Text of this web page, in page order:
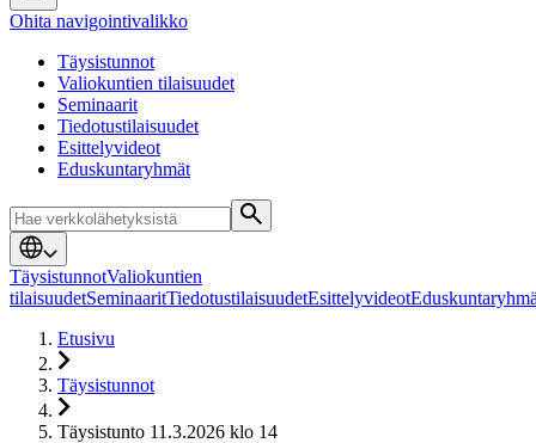
Ohita navigointivalikko
Täysistunnot
Valiokuntien tilaisuudet
Seminaarit
Tiedotustilaisuudet
Esittelyvideot
Eduskuntaryhmät
TäysistunnotValiokuntien
tilaisuudetSeminaaritTiedotustilaisuudetEsittelyvideot
Etusivu
Täysistunnot
Täysistunto 11.3.2026 klo 14